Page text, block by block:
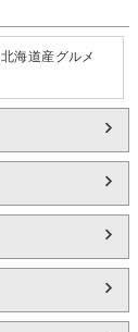
北海道産グルメ